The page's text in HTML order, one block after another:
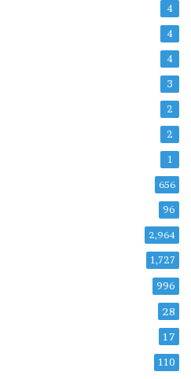
4
4
4
3
2
2
1
656
96
2,964
1,727
996
28
17
110